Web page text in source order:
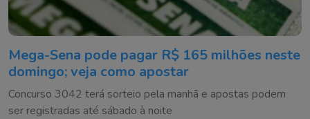
Mega-Sena pode pagar R$ 165 milhões neste
domingo; veja como apostar
Concurso 3042 terá sorteio pela manhã e apostas podem
ser registradas até sábado à noite